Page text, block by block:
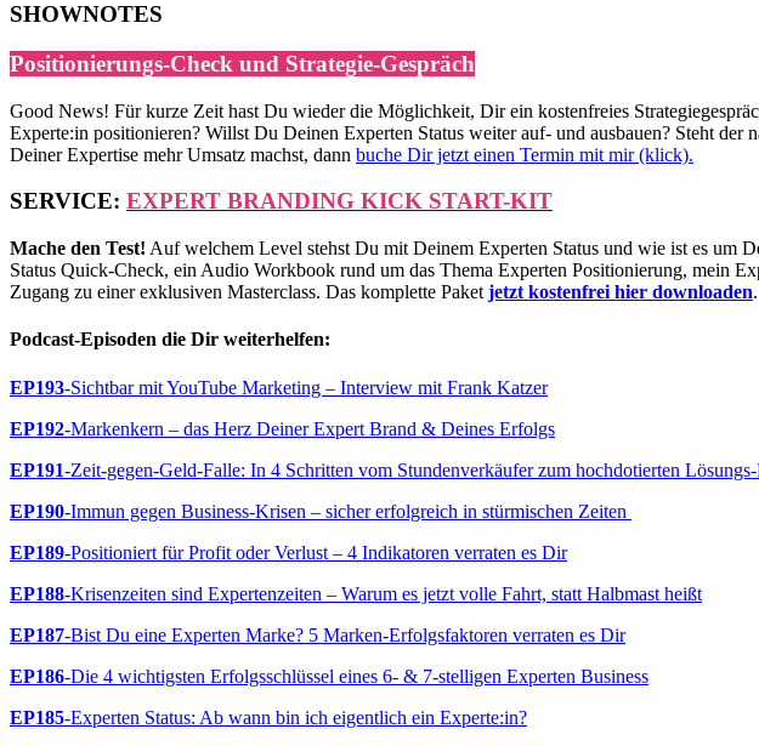
SHOWNOTES
Positionierungs-Check und Strategie-Gespräch
Good News! Für kurze Zeit hast Du wieder die Möglichkeit, Dir ein kostenfreies
Experte:in positionieren? Willst Du Deinen Experten Status weiter auf- und ausbauen? Steht
Deiner Expertise mehr Umsatz machst, dann buche Dir jetzt einen Termin mit mir (klick).
SERVICE: EXPERT BRANDING KICK START-KIT
Mache den Test! Auf welchem Level stehst Du mit Deinem Experten Status und wie ist es um
Status Quick-Check, ein Audio Workbook rund um das Thema Experten Positionierung, mein
Zugang zu einer exklusiven Masterclass. Das komplette Paket jetzt kostenfrei hier downloaden.
Podcast-Episoden die Dir weiterhelfen:
EP193-Sichtbar mit YouTube Marketing – Interview mit Frank Katzer
EP192-Markenkern – das Herz Deiner Expert Brand & Deines Erfolgs
EP191-Zeit-gegen-Geld-Falle: In 4 Schritten vom Stundenverkäufer zum hochdotierten
EP190-Immun gegen Business-Krisen – sicher erfolgreich in stürmischen Zeiten
EP189-Positioniert für Profit oder Verlust – 4 Indikatoren verraten es Dir
EP188-Krisenzeiten sind Expertenzeiten – Warum es jetzt volle Fahrt, statt Halbmast heißt
EP187-Bist Du eine Experten Marke? 5 Marken-Erfolgsfaktoren verraten es Dir
EP186-Die 4 wichtigsten Erfolgsschlüssel eines 6- & 7-stelligen Experten Business
EP185-Experten Status: Ab wann bin ich eigentlich ein Experte:in?